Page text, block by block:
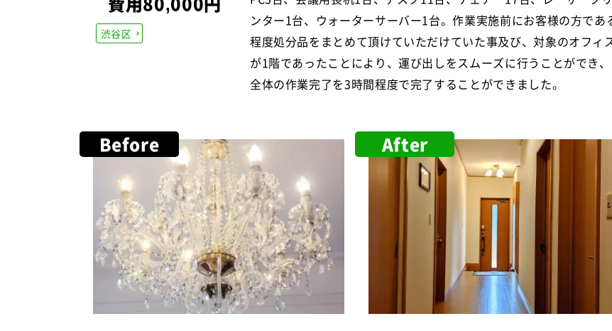
渋谷区
ンター1台、ウォーターサーバー1台。作業実施前にお客様の方であ
程度処分品をまとめて頂けていただけていた事及び、対象のオフィ
が1階であったことにより、運び出しをスムーズに行うことができ、
全体の作業完了を3時間程度で完了することができました。
Before After